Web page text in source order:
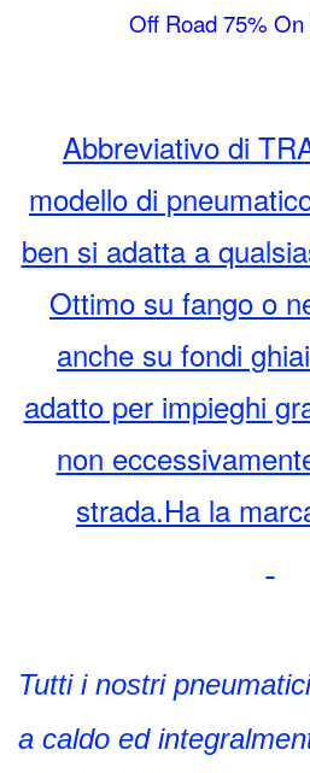
Off Road 75%
Abbreviativo di
modello di
ben si adatta a
Ottimo su fango o
anche su fondi
adatto per impieghi
non
strada.Ha la
Tutti i nostri
a caldo ed